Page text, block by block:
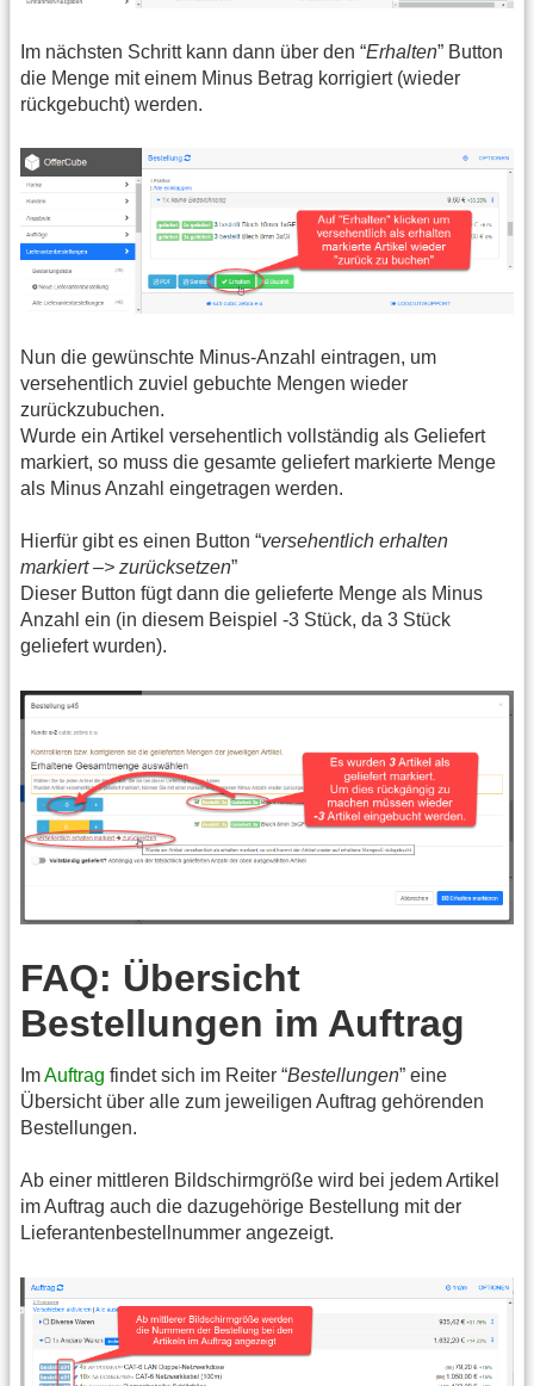
Im nächsten Schritt kann dann über den “Erhalten” Button
die Menge mit einem Minus Betrag korrigiert (wieder
rückgebucht) werden.
Nun die gewünschte Minus-Anzahl eintragen, um
versehentlich zuviel gebuchte Mengen wieder
zurückzubuchen.
Wurde ein Artikel versehentlich vollständig als Geliefert
markiert, so muss die gesamte geliefert markierte Menge
als Minus Anzahl eingetragen werden.
Hierfür gibt es einen Button “versehentlich erhalten
markiert –> zurücksetzen”
Dieser Button fügt dann die gelieferte Menge als Minus
Anzahl ein (in diesem Beispiel -3 Stück, da 3 Stück
geliefert wurden).
FAQ: Übersicht
Bestellungen im Auftrag
ImAuftrag findet sich im Reiter “Bestellungen” eine
Übersicht über alle zum jeweiligen Auftrag gehörenden
Bestellungen.
Ab einer mittleren Bildschirmgröße wird bei jedem Artikel
im Auftrag auch die dazugehörige Bestellung mit der
Lieferantenbestellnummer angezeigt.